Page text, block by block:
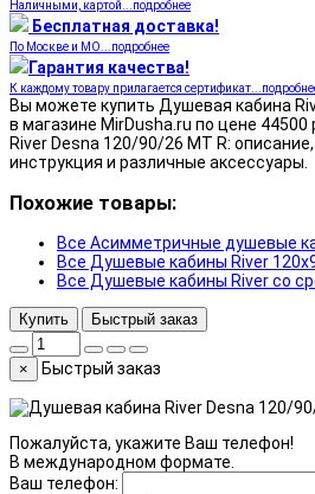
Наличными, картой...подробнее
Бесплатная доставка!
По Москве и МО...подробнее
Гарантия качества!
К каждому товару прилагается
Вы можете купить Душевая кабина
в магазине MirDusha.ru по цене
River Desna 120/90/26 МТ R:
инструкция и различные аксессуары.
Похожие товары:
Все Асимметричные душевые
Все Душевые кабины River
Все Душевые кабины River со
Купить Быстрый заказ
× Быстрый заказ
Пожалуйста, укажите Ваш телефон!
В международном формате.
Ваш телефон: